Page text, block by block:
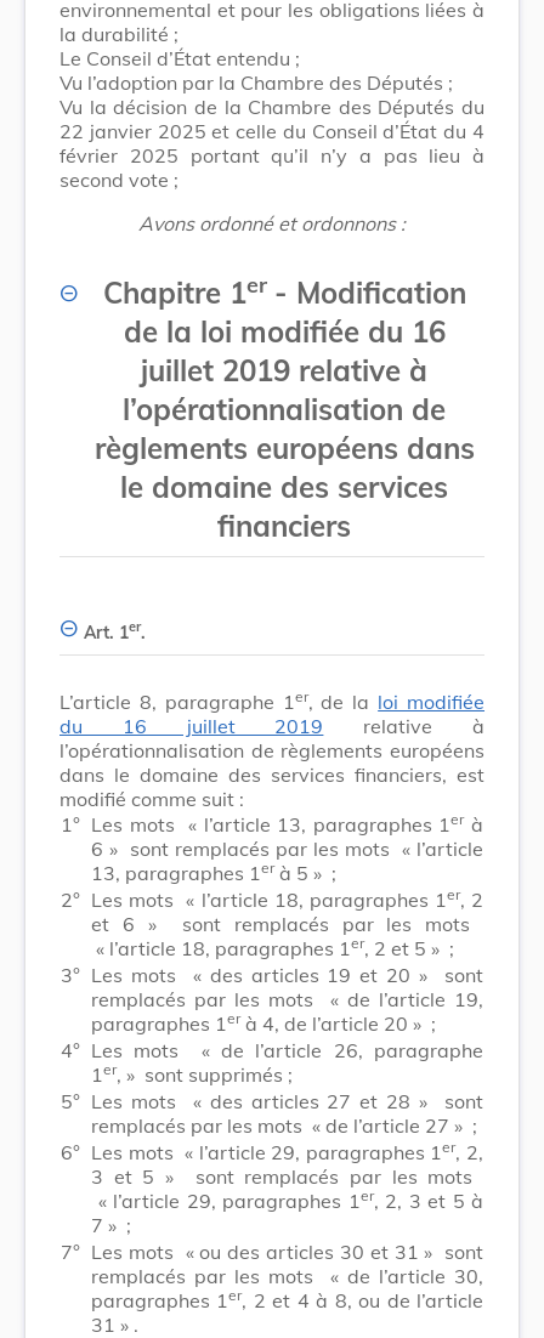
environnemental et pour les obligations liées à
la durabilité ;
Le Conseil d’État entendu ;
Vu l’adoption par la Chambre des Députés ;
Vu la décision de la Chambre des Députés du
22 janvier 2025 et celle du Conseil d’État du 4
février 2025 portant qu’il n’y a pas lieu à
second vote ;
Avons ordonné et ordonnons :
Chapitre 1er - Modification
de la loi modifiée du 16
juillet 2019 relative à
l’opérationnalisation de
règlements européens dans
le domaine des services
financiers
Art. 1er.
L’article 8, paragraphe 1 er, de la loi modifiée
du 16 juillet 2019 relative à
l’opérationnalisation de règlements européens
dans le domaine des services financiers, est
modifié comme suit :
1° Les mots « l’article 13, paragraphes 1erà
6 » sont remplacés par les mots « l’article
13, paragraphes 1 erà 5 » ;
2° Les mots « l’article 18, paragraphes 1 er, 2
et 6 »
sont remplacés par les mots
« l’article 18, paragraphes 1 er, 2 et 5 » ;
3° Les mots « des articles 19 et 20 »
sont
remplacés par les mots
« de l’article 19,
paragraphes 1 erà 4, de l’article 20 » ;
4° Les mots
« de l’article 26, paragraphe
1 er, » sont supprimés ;
5° Les mots « des articles 27 et 28 »
sont
remplacés par les mots « de l’article 27 » ;
6° Les mots « l’article 29, paragraphes 1er, 2,
3 et 5 »
sont remplacés par les mots
« l’article 29, paragraphes 1 er, 2, 3 et 5 à
7 » ;
7° Les mots « ou des articles 30 et 31 » sont
remplacés par les mots
« de l’article 30,
paragraphes 1er, 2 et 4 à 8, ou de l’article
31 » .